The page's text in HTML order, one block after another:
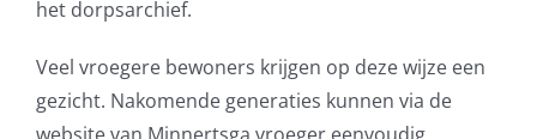
het dorpsarchief.
Veel vroegere bewoners krijgen op deze wijze een
gezicht. Nakomende generaties kunnen via de
website van Minnertsga vroeger eenvoudig